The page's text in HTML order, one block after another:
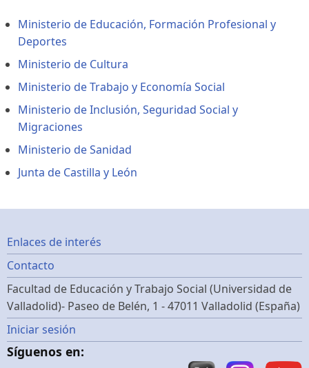
Ministerio de Educación, Formación Profesional y
Deportes
Ministerio de Cultura
Ministerio de Trabajo y Economía Social
Ministerio de Inclusión, Seguridad Social y
Migraciones
Ministerio de Sanidad
Junta de Castilla y León
Footer
menu
Enlaces de interés
Contacto
Facultad de Educación y Trabajo Social (Universidad de
Valladolid)- Paseo de Belén, 1 - 47011 Valladolid (España)
Menú
Iniciar sesión
Síguenos en: